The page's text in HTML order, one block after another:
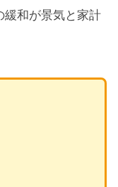
緩和が景気と家計